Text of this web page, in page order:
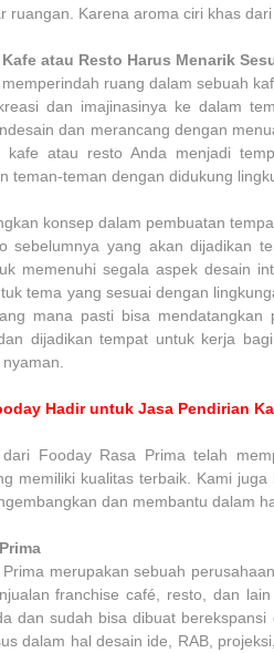
ruangan. Karena aroma ciri khas
atau Resto Harus Menarik
ruang dalam sebuah
dan imajinasinya ke dalam
dan merancang dengan
kafe atau resto Anda menjadi
teman-teman dengan didukung
konsep dalam pembuatan
sebelumnya yang akan dijadikan
memenuhi segala aspek desain
tema yang sesuai dengan
mana pasti bisa mendatangkan
dijadikan tempat untuk kerja
Hadir untuk Jasa Pendirian
Fooday Rasa Prima telah
memiliki kualitas terbaik. Kami
dan membantu dalam
merupakan sebuah
franchise café, resto, dan
dan sudah bisa dibuat
dalam hal desain ide, RAB,